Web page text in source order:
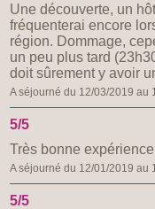
Une découverte, un
fréquenterai encore
région. Dommage,
un peu plus tard
doit sûrement y avoir
A séjourné du 12/03/2019 au
5/5
Très bonne expérience
A séjourné du 12/01/2019 au
5/5